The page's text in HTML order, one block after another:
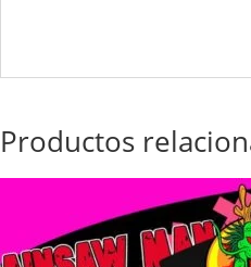
Productos